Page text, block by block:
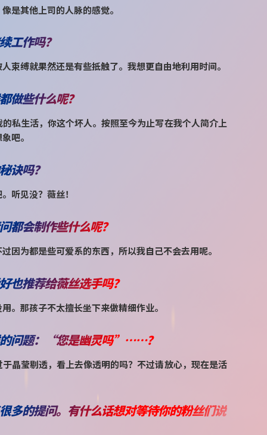
是其他上司的人脉的感觉。
工作吗？
束缚就果然还是有些抵触了。我想更自由地利用时间。
做些什么呢？
私生活，你这个坏人。按照至今为止写在我个人简介上
吧。
诀吗？
听见没？薇丝！
都会制作些什么呢？
因为都是些可爱系的东西，所以我自己不会去用呢。
也推荐给薇丝选手吗？
。那孩子不太擅长坐下来做精细作业。
的问题：“您是幽灵吗”……？
晶莹剔透，看上去像透明的吗？不过请放心，现在是活
多的提问。有什么话想对等待你的粉丝们说